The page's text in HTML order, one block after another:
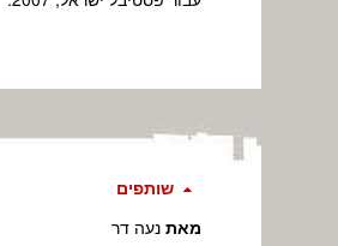
שותפים
מאת נעה דר